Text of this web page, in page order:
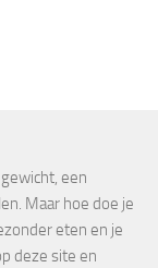
een
Maar hoe doe je
eten en je
deze site en